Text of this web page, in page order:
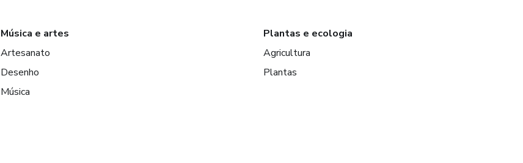
Música e artes
Artesanato
Desenho
Música
Plantas e ecologia
Agricultura
Plantas